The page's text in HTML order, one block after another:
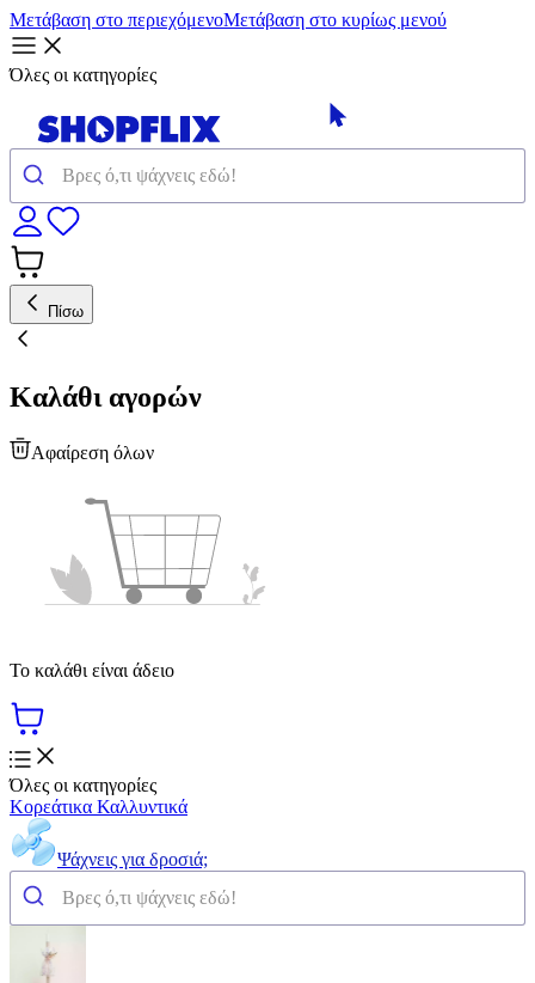
Μετάβαση στο περιεχόμενοΜετάβαση στο κυρίως μενού
Όλες οι κατηγορίες
Πίσω
Καλάθι αγορών
Αφαίρεση όλων
Το καλάθι είναι άδειο
Όλες οι κατηγορίες
Κορεάτικα Καλλυντικά
Ψάχνεις για δροσιά;